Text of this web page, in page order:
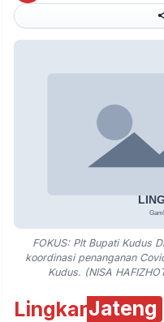
FOKUS: Plt Bupati Kudus
koordinasi penanganan
Kudus. (NISA
LingkarJateng